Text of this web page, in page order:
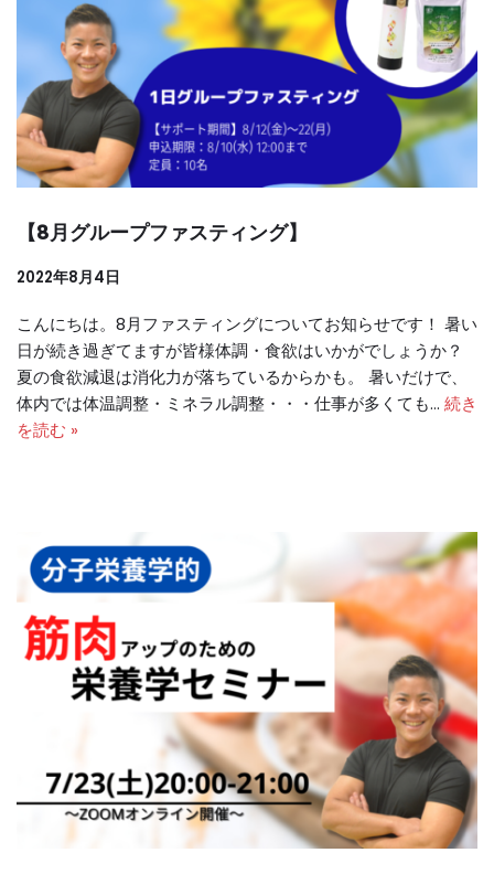
【8月グループファスティング】
2022年8月4日
こんにちは。8月ファスティングについてお知らせです！ 暑い
日が続き過ぎてますが皆様体調・食欲はいかがでしょうか？
夏の食欲減退は消化力が落ちているからかも。 暑いだけで、
体内では体温調整・ミネラル調整・・・仕事が多くても… 続き
を読む »